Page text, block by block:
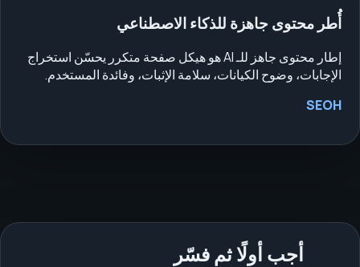
أُطر محتوى جاهزة للذكاء الاصطناعي
إطار محتوى جاهز للـ AI هو هيكل صفحة متكرر يحسّن استخراج
الإجابات، وضوح الكيانات، سلامة الإثبات، وفائدة المستخدم.
SEOH
أجب أولًا ثم فسّر